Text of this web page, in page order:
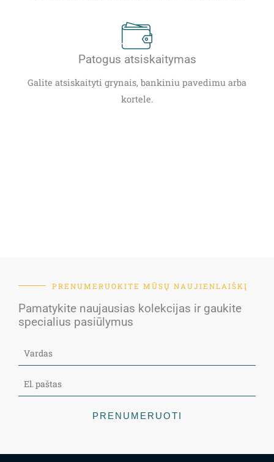
Patogus atsiskaitymas
Galite atsiskaityti grynais, bankiniu pavedimu arba
kortele.
PRENUMERUOKITE MŪSŲ NAUJIENLAIŠKĮ
Pamatykite naujausias kolekcijas ir gaukite
specialius pasiūlymus
PRENUMERUOTI